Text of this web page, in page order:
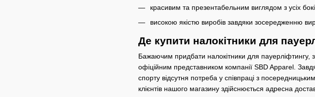
красивим та презентабельним виглядом з усіх
високою якістю виробів завдяки зосередженню
Де купити налокітники для
Бажаючим придбати налокітники для пауерліфтингу,
офіційним представником компанії SBD Apparel.
спорту відсутня потреба у співпраці з
клієнтів нашого магазину здійснюється адресна